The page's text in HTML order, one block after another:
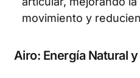
movimiento y
Airo: Energía Natural